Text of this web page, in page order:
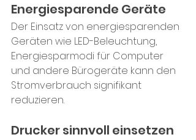
Energiesparende Geräte
Der Einsatz von energiesparenden
Geräten wie LED-Beleuchtung,
Energiesparmodi für Computer
und andere Bürogeräte kann den
Stromverbrauch signifikant
reduzieren.
Drucker sinnvoll einsetzen